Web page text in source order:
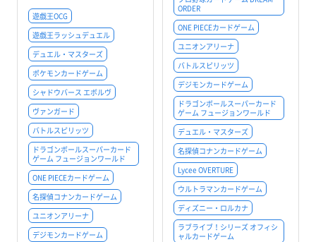
ORDER
ONE PIECEカードゲーム
ユニオンアリーナ
バトルスピリッツ
デジモンカードゲーム
ドラゴンボールスーパーカード
ゲーム フュージョンワールド
デュエル・マスターズ
名探偵コナンカードゲーム
Lycee OVERTURE
ウルトラマンカードゲーム
ディズニー・ロルカナ
ラブライブ！シリーズ オフィシ
ャルカードゲーム
遊戯王OCG
遊戯王ラッシュデュエル
デュエル・マスターズ
ポケモンカードゲーム
シャドウバース エボルヴ
ヴァンガード
バトルスピリッツ
ドラゴンボールスーパーカード
ゲーム フュージョンワールド
ONE PIECEカードゲーム
名探偵コナンカードゲーム
ユニオンアリーナ
デジモンカードゲーム